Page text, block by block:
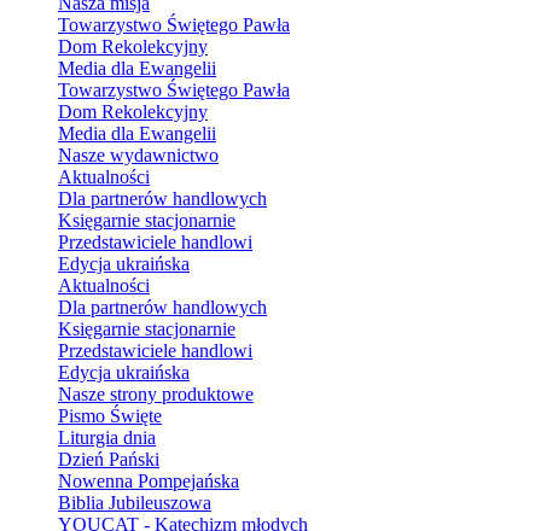
Towarzystwo Świętego Pawła
Dom Rekolekcyjny
Media dla Ewangelii
Towarzystwo Świętego Pawła
Dom Rekolekcyjny
Media dla Ewangelii
Nasze wydawnictwo
Aktualności
Dla partnerów handlowych
Księgarnie stacjonarnie
Przedstawiciele handlowi
Edycja ukraińska
Aktualności
Dla partnerów handlowych
Księgarnie stacjonarnie
Przedstawiciele handlowi
Edycja ukraińska
Nasze strony produktowe
Pismo Święte
Liturgia dnia
Dzień Pański
Nowenna Pompejańska
Biblia Jubileuszowa
YOUCAT - Katechizm młodych